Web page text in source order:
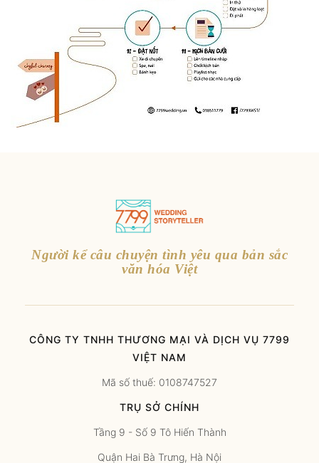
Người kể câu chuyện tình yêu qua bản sắc
văn hóa Việt
CÔNG TY TNHH THƯƠNG MẠI VÀ DỊCH VỤ 7799
VIỆT NAM
Mã số thuế: 0108747527
TRỤ SỞ CHÍNH
Tầng 9 - Số 9 Tô Hiến Thành
Quận Hai Bà Trưng, Hà Nội